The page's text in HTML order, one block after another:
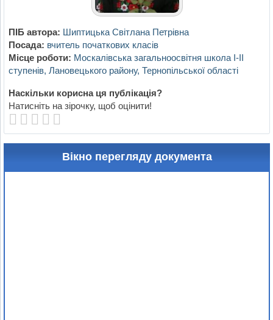
ПІБ автора: Шиптицька Світлана Петрівна
Посада: вчитель початкових класів
Місце роботи: Москалівська загальноосвітня школа І-ІІ
ступенів, Лановецького району, Тернопільської області
Наскільки корисна ця публікація?
Натисніть на зірочку, щоб оцінити!
Вікно перегляду документа